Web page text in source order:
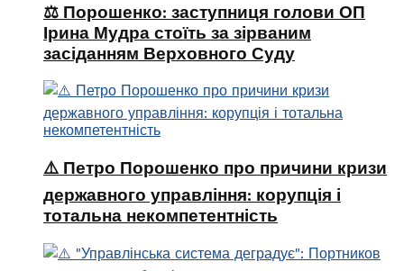
⚖️ Порошенко: заступниця голови ОП
Ірина Мудра стоїть за зірваним
засіданням Верховного Суду
⚠️ Петро Порошенко про причини кризи
державного управління: корупція і
тотальна некомпетентність